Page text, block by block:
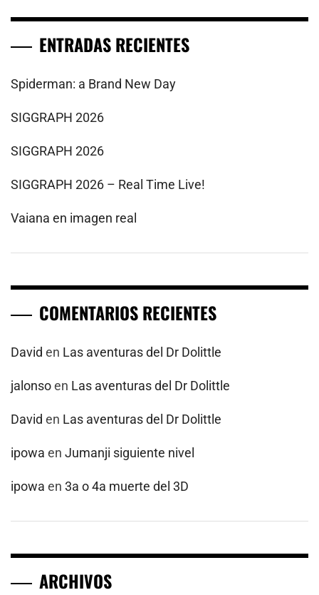
ENTRADAS RECIENTES
Spiderman: a Brand New Day
SIGGRAPH 2026
SIGGRAPH 2026
SIGGRAPH 2026 – Real Time Live!
Vaiana en imagen real
COMENTARIOS RECIENTES
David en Las aventuras del Dr Dolittle
jalonsoen Las aventuras del Dr Dolittle
David en Las aventuras del Dr Dolittle
ipowa en Jumanji siguiente nivel
ipowa en 3a o 4a muerte del 3D
ARCHIVOS